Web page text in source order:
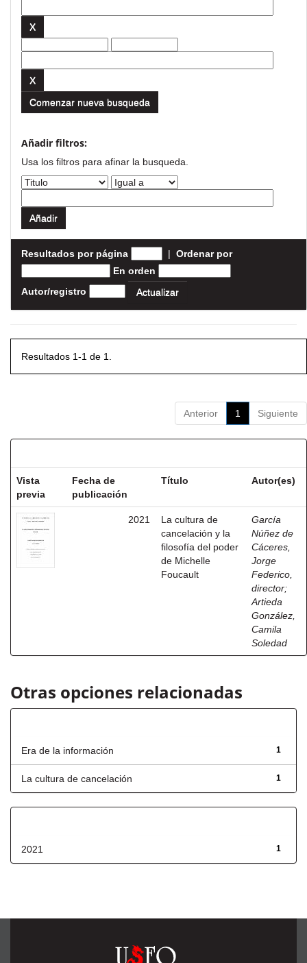
Comenzar nueva busqueda
Añadir filtros:
Usa los filtros para afinar la busqueda.
Resultados por página | Ordenar por
En orden
Autor/registro
Resultados 1-1 de 1.
Anterior 1 Siguiente
Vista
previa
Fecha de
publicación
Título Autor(es)
2021
La cultura de
cancelación y la
filosofía del poder
de Michelle
Foucault
García
Núñez de
Cáceres,
Jorge
Federico,
director;
Artieda
González,
Camila
Soledad
Otras opciones relacionadas
1
Era de la información
1
La cultura de cancelación
1
2021